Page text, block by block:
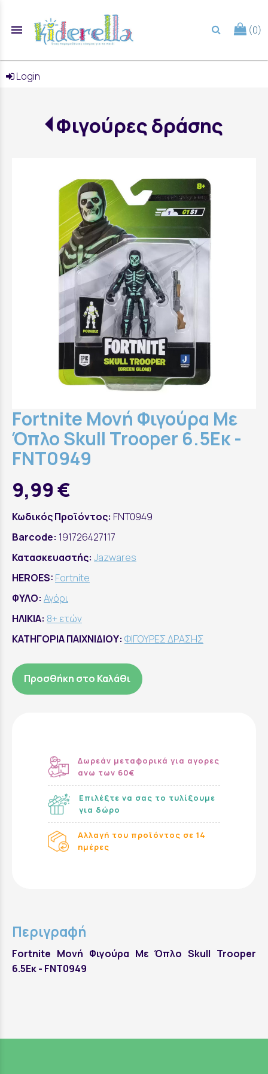
menu (0)
Login
Φιγούρες δράσης
Fortnite Μονή Φιγούρα Με
Όπλο Skull Trooper 6.5Εκ -
FNT0949
9,99 €
Κωδικός Προϊόντος: FNT0949
Barcode: 191726427117
Κατασκευαστής: Jazwares
HEROES: Fortnite
ΦΥΛΟ: Αγόρι
ΗΛΙΚΙΑ: 8+ ετών
ΚΑΤΗΓΟΡΙΑ ΠΑΙΧΝΙΔΙΟΥ: ΦΙΓΟΥΡΕΣ ΔΡΑΣΗΣ
Προσθήκη στο Καλάθι
Δωρεάν μεταφορικά για αγορες
ανω των 60€
Επιλέξτε να σας το τυλίξουμε
για δώρο
Αλλαγή του προϊόντος σε 14
ημέρες
Περιγραφή
Fortnite Μονή Φιγούρα Με Όπλο Skull Trooper
6.5Εκ - FNT0949